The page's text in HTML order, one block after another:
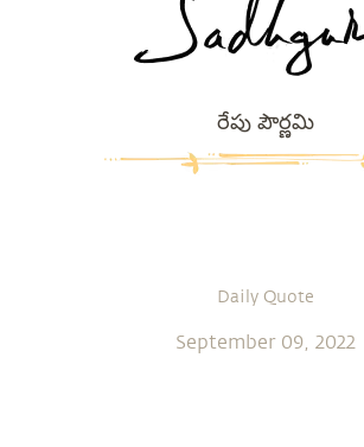
రేపు పౌర్ణమి
Daily Quote
September 09, 2022